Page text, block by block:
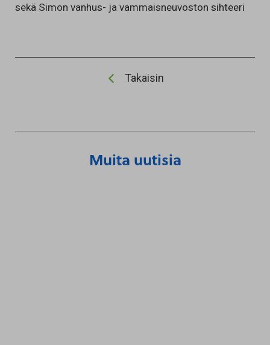
sekä Simon vanhus- ja vammaisneuvoston sihteeri
Takaisin
Muita uutisia